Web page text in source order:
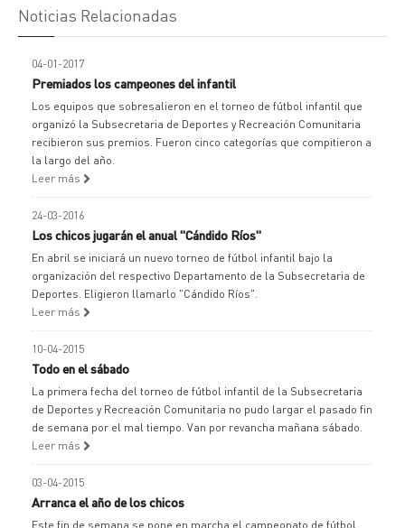
Noticias Relacionadas
04-01-2017
Premiados los campeones del infantil
Los equipos que sobresalieron en el torneo de fútbol infantil que
organizó la Subsecretaria de Deportes y Recreación Comunitaria
recibieron sus premios. Fueron cinco categorías que compitieron a
la largo del año.
Leer más
24-03-2016
Los chicos jugarán el anual "Cándido Ríos"
En abril se iniciará un nuevo torneo de fútbol infantil bajo la
organización del respectivo Departamento de la Subsecretaria de
Deportes. Eligieron llamarlo "Cándido Ríos".
Leer más
10-04-2015
Todo en el sábado
La primera fecha del torneo de fútbol infantil de la Subsecretaria
de Deportes y Recreación Comunitaria no pudo largar el pasado fin
de semana por el mal tiempo. Van por revancha mañana sábado.
Leer más
03-04-2015
Arranca el año de los chicos
Este fin de semana se pone en marcha el campeonato de fútbol